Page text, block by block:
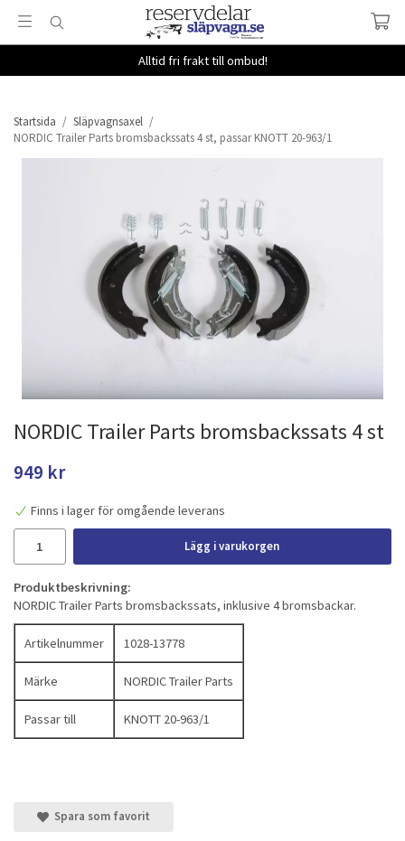
Alltid fri frakt till ombud!
Startsida / Släpvagnsaxel /
NORDIC Trailer Parts bromsbackssats 4 st, passar KNOTT 20-963/1
NORDIC Trailer Parts bromsbackssats 4 st
949 kr
Finns i lager för omgående leverans
Lägg i varukorgen
Produktbeskrivning:
NORDIC Trailer Parts bromsbackssats, inklusive 4 bromsbackar.
Artikelnummer 1028-13778
Märke NORDIC Trailer Parts
Passar till KNOTT 20-963/1
Spara som favorit